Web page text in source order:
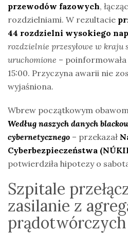
przewodów fazowych,
rozdzielniami. W rezultacie
44 rozdzielni wysokiego
rozdzielnie przesyłowe w kraju
uruchomione – poinformowała
15:00. Przyczyna awarii nie
wyjaśniona.
Wbrew początkowym
Według naszych danych
cybernetycznego – przekazał
Cyberbezpieczeństwa
potwierdziła hipotezy o
Szpitale
zasilanie z
prądotwórczych